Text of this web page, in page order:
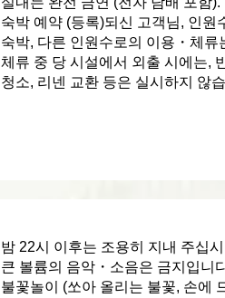
숙박 예약 (등록)되신 고객님, 인원
숙박, 다른 인원수로의 이용・체류
체류 중 당 시설에서 외출 시에는,
청소, 리넨 교환 등은 실시하지 않
밤 22시 이후는 조용히 지내 주십
큰 볼륨의 음악・소음은 금지입니
불꽃놀이 (쏘아 올리는 불꽃, 손에